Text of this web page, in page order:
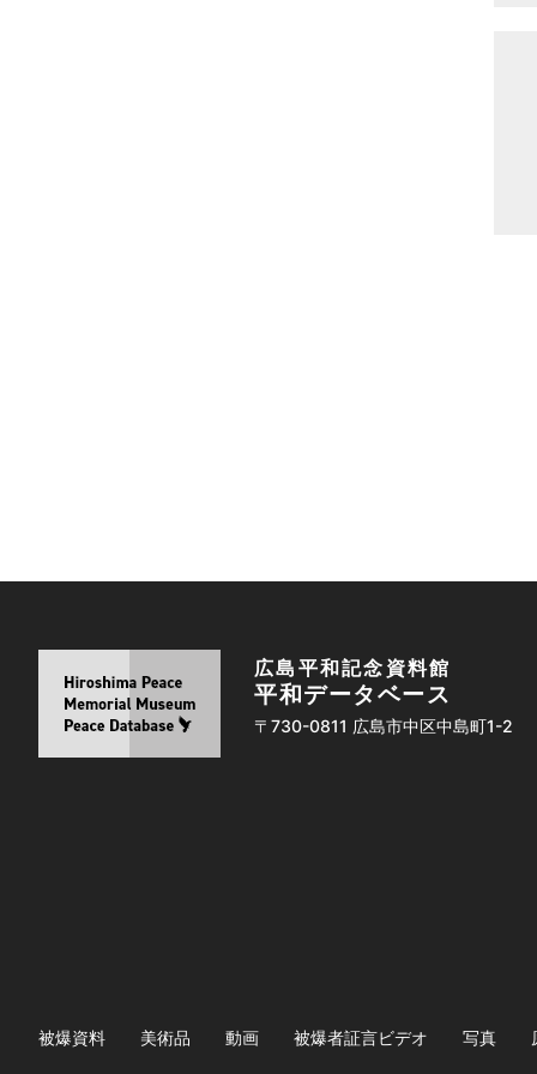
広島平和記念資料館
平和データベース
〒730-0811 広島市中区中島町1-2
被爆資料 美術品 動画 被爆者証言ビデオ 写真